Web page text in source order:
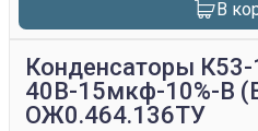
В
Конденсаторы К53-
40В-15мкф-10%-В
ОЖ0.464.136ТУ